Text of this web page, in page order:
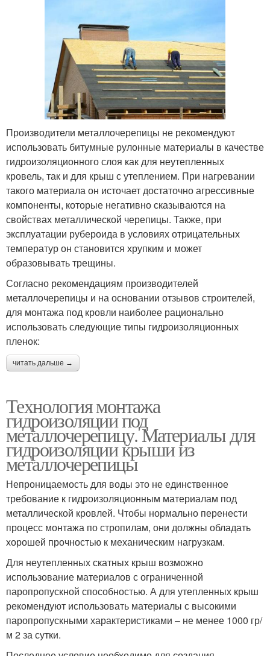
Производители металлочерепицы не рекомендуют
использовать битумные рулонные материалы в качестве
гидроизоляционного слоя как для неутепленных
кровель, так и для крыш с утеплением. При нагревании
такого материала он источает достаточно агрессивные
компоненты, которые негативно сказываются на
свойствах металлической черепицы. Также, при
эксплуатации рубероида в условиях отрицательных
температур он становится хрупким и может
образовывать трещины.
Согласно рекомендациям производителей
металлочерепицы и на основании отзывов строителей,
для монтажа под кровли наиболее рационально
использовать следующие типы гидроизоляционных
пленок:
читать дальше →
Технология монтажа
гидроизоляции под
металлочерепицу. Материалы для
гидроизоляции крыши из
металлочерепицы
Непроницаемость для воды это не единственное
требование к гидроизоляционным материалам под
металлической кровлей. Чтобы нормально перенести
процесс монтажа по стропилам, они должны обладать
хорошей прочностью к механическим нагрузкам.
Для неутепленных скатных крыш возможно
использование материалов с ограниченной
паропропускной способностью. А для утепленных крыш
рекомендуют использовать материалы с высокими
паропропускными характеристиками – не менее 1000 гр/
м 2 за сутки.